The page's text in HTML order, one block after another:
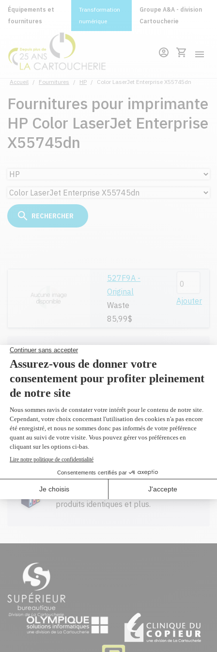
Équipements et
fournitures
Transformation
numérique
Groupe A&A - division
Cartoucherie
Accueil / Fournitures / HP / Color LaserJet Enterprise X55745dn
Fournitures pour imprimante
HP Color LaserJet Enterprise
X55745dn
527F9A -
Original
Waste
85,99$
Ajouter
Toutes nos cartouches réusinées sont
Livraison gratuite sur tout achat de
100$ CAD et plus avant taxes.
Profitez d'un rabais à l'achat de 2
produits identiques et plus.